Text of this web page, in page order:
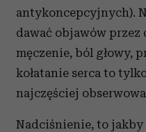
antykoncepcyjnych).
dawać objawów przez
męczenie, ból głowy,
kołatanie serca to
najczęściej
Nadciśnienie, to jakby